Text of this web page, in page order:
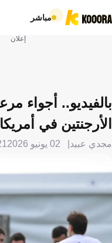
مباشر
إعلان
بالفيديو.. أجواء
الأرجنتين في أمريكا
مجدي عبيد 02 يونيو 2026